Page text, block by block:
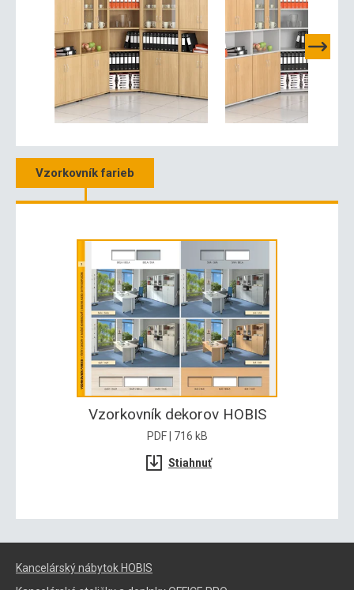
Vzorkovník farieb
Vzorkovník dekorov HOBIS
PDF | 716 kB
Stiahnuť
Kancelárský nábytok HOBIS